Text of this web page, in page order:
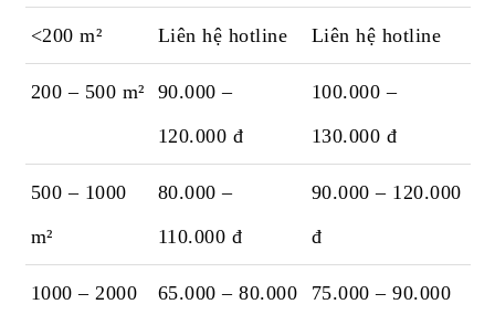
<200 m² Liên hệ hotline Liên hệ hotline
200 – 500 m²
90.000 –
120.000 đ
100.000 –
130.000 đ
500 – 1000
m²
80.000 –
110.000 đ
90.000 – 120.000
đ
1000 – 2000
65.000 – 80.000
75.000 – 90.000